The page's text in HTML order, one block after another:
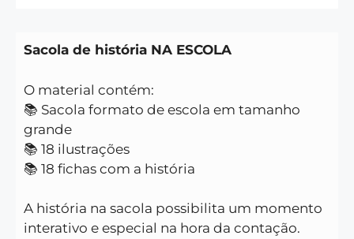
Sacola de história NA ESCOLA
O material contém:
📚 Sacola formato de escola em tamanho
grande
📚 18 ilustrações
📚 18 fichas com a história
A história na sacola possibilita um momento
interativo e especial na hora da contação.